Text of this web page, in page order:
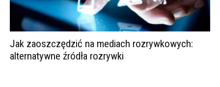
Jak zaoszczędzić na mediach rozrywkowych:
alternatywne źródła rozrywki